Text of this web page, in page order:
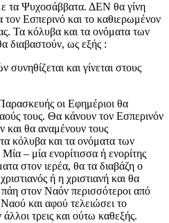
τα Ψυχοσάββατα. ΔΕΝ θα γίνη
Εσπερινό και το καθιερωμένον
Τα κόλυβα και τα ονόματα των
διαβαστούν, ως εξής :
και γίνεται στους
οι Εφημέριοι θα
τους. Θα κάνουν τον Εσπερινόν
και θα αναμένουν τους
κόλυβα και τα ονόματα των
– μία ενορίτισσα ή ενορίτης
στον ιερέα, θα τα διαβάζη ο
ή η χριστιανή και θα
στον Ναόν περισσότεροι από
και αφού τελειώσει το
τρεις και ούτω καθεξής.